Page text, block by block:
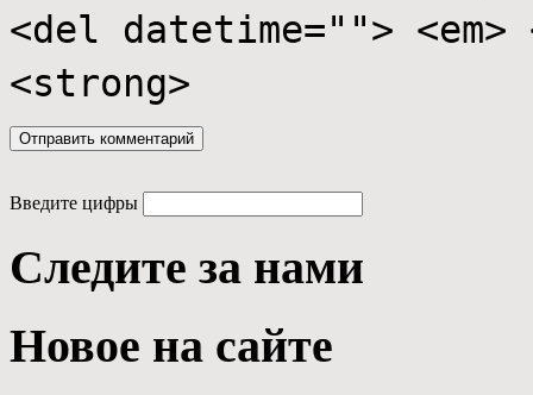
<del datetime="">
<strong>
Введите цифры
Следите за нами
Новое на сайте